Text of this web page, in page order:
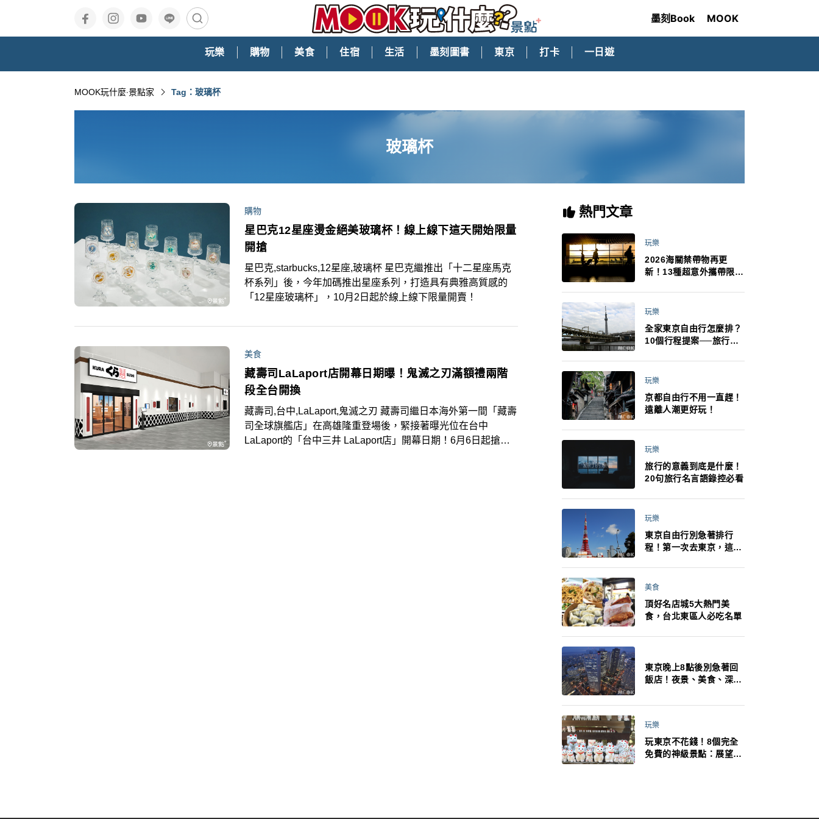
墨刻Book MOOK
玩樂 購物 美食 住宿 生活 墨刻圖書 東京 打卡 一日遊
MOOK玩什麼‧景點家 Tag：玻璃杯
玻璃杯
購物
星巴克12星座燙金絕美玻璃杯！線上線下這天開始限量
開搶
星巴克,starbucks,12星座,玻璃杯 星巴克繼推出「十二星座馬克
杯系列」後，今年加碼推出星座系列，打造具有典雅高質感的
「12星座玻璃杯」，10月2日起於線上線下限量開賣！
美食
藏壽司LaLaport店開幕日期曝！鬼滅之刃滿額禮兩階
段全台開換
藏壽司,台中,LaLaport,鬼滅之刃 藏壽司繼日本海外第一間「藏壽
司全球旗艦店」在高雄隆重登場後，緊接著曝光位在台中
LaLaport的「台中三井 LaLaport店」開幕日期！6月6日起搶先
熱門文章
玩樂
2026海關禁帶物再更
新！13種超意外攜帶限
最高還罰百萬！注意事項
玩樂
全家東京自由行怎麼排？
10個行程提案──旅行不
法！
玩樂
京都自由行不用一直趕！
遠離人潮更好玩！
玩樂
旅行的意義到底是什麼！
20句旅行名言語錄控必看
玩樂
東京自由行別急著排行
程！第一次去東京，這10
美食
頂好名店城5大熱門美
食，台北東區人必吃名單
東京晚上8點後別急著回
飯店！夜景、美食、深夜
夜生活才正要開始
玩樂
玩東京不花錢！8個完全
免費的神級景點：展望台